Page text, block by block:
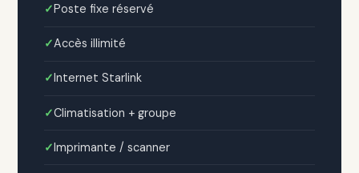
Poste fixe réservé
Accès illimité
Internet Starlink
Climatisation + groupe
Imprimante / scanner